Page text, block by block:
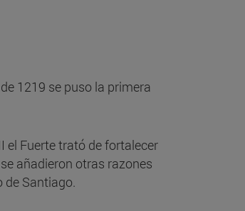
1219 se puso la primera
el Fuerte trató de fortalecer
añadieron otras razones
de Santiago.